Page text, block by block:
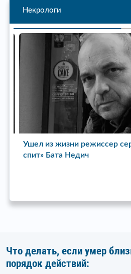
Некрологи
Ушел из жизни режиссер
спит» Бата Недич
Что делать, если умер
порядок действий: